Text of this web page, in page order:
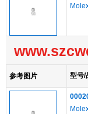
参考图片 型号/